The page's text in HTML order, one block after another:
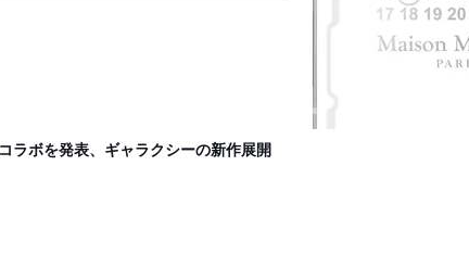
ラボを発表、ギャラクシーの新作展開